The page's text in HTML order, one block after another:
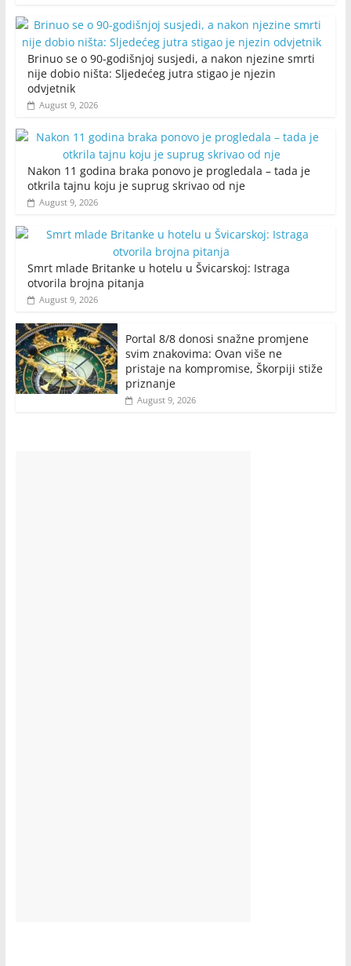
Brinuo se o 90-godišnjoj susjedi, a nakon njezine smrti
nije dobio ništa: Sljedećeg jutra stigao je njezin
odvjetnik
August 9, 2026
Nakon 11 godina braka ponovo je progledala – tada je
otkrila tajnu koju je suprug skrivao od nje
August 9, 2026
Smrt mlade Britanke u hotelu u Švicarskoj: Istraga
otvorila brojna pitanja
August 9, 2026
Portal 8/8 donosi snažne promjene
svim znakovima: Ovan više ne
pristaje na kompromise, Škorpiji stiže
priznanje
August 9, 2026